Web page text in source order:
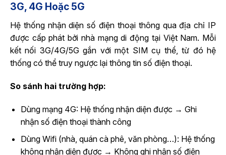
3G, 4G Hoặc 5G
Hệ thống nhận diện số điện thoại thông qua địa chỉ IP
được cấp phát bởi nhà mạng di động tại Việt Nam. Mỗi
kết nối 3G/4G/5G gắn với một SIM cụ thể, từ đó hệ
thống có thể truy ngược lại thông tin số điện thoại.
So sánh hai trường hợp:
Dùng mạng 4G: Hệ thống nhận diện được → Ghi
nhận số điện thoại thành công
Dùng Wifi (nhà, quán cà phê, văn phòng…): Hệ thống
không nhận diện được → Không ghi nhận số điện